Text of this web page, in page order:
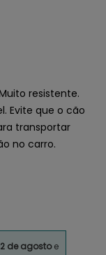
resistente.
Evite que o cão
transportar
no carro.
de agostoe